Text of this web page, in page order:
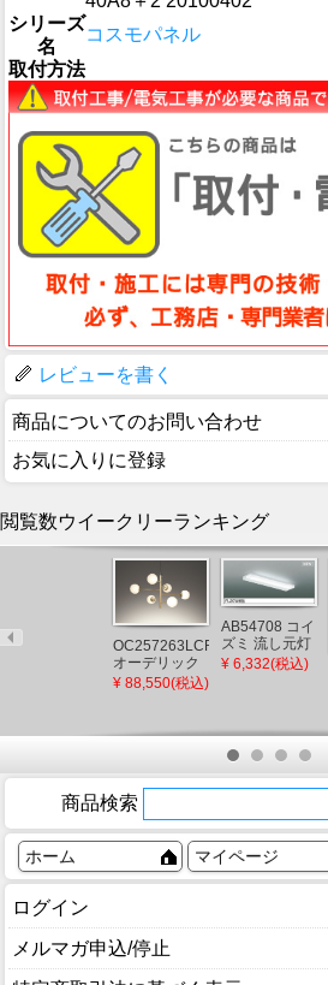
シリーズ
名
コスモパネル
取付方法
レビューを書く
商品についてのお問い合わせ
お気に入りに登録
閲覧数ウイークリーランキング
OC257263LCR
オーデリック
シャンデリア
¥ 88,550(税込)
AB54708 コイ
ズミ 流し元灯
LED（昼白
¥ 6,332(税込)
商品検索
ホーム マイページ
ログイン
メルマガ申込/停止